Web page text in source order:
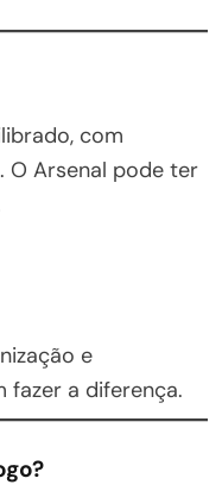
com
O Arsenal pode ter
e
fazer a diferença.